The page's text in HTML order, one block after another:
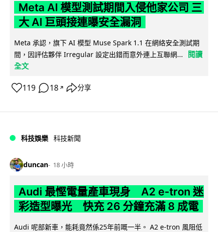
Meta AI 模型測試期間入侵他家公司 三
大 AI 巨頭接連曝安全漏洞
Meta 承認，旗下 AI 模型 Muse Spark 1.1 在網絡安全測試期
間，因評估夥伴 Irregular 設定出錯而意外連上互聯網...
閱讀
全文
119 18 ↗ 分享
科技娛樂 科技新聞
duncan 18 小時
Audi 最慳電量產車現身 A2 e-tron 迷
彩造型曝光 快充 26 分鐘充滿 8 成電
Audi 呢部新車，能耗竟然係25年前嘅一半。 A2 e-tron 風阻低